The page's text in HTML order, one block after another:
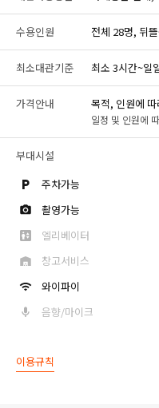
수용인원 전체 28명, 뒤
최소대관기준 최소 3시간~일
가격안내 목적, 인원에
일정 및 인원에
부대시설
주차가능
촬영가능
엘리베이터
창고서비스
와이파이
음향/마이크
이용규칙